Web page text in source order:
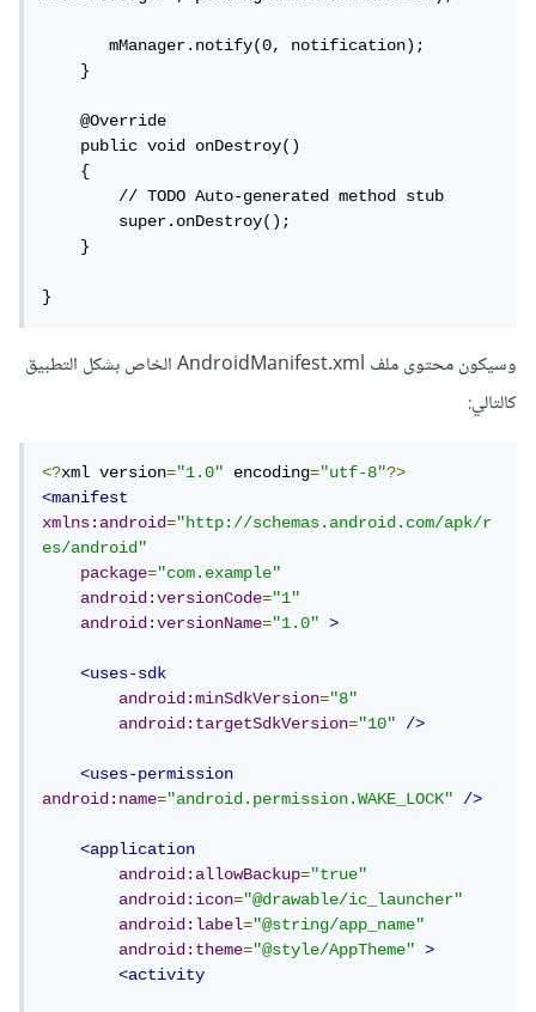
       mManager.notify(0, notification);
    }
    @Override
    public void onDestroy()
    {
        // TODO Auto-generated method stub
        super.onDestroy();
    }
}
وسيكون محتوى ملف AndroidManifest.xml الخاص بشكل التطبيق
كالتالي:
<?xml version="1.0" encoding="utf-8"?>
<manifest
xmlns:android="http://schemas.android.com/apk/r
es/android"
package="com.example"
android:versionCode="1"
android:versionName="1.0" >
<uses-sdk
android:minSdkVersion="8"
android:targetSdkVersion="10" />
<uses-permission
android:name="android.permission.WAKE_LOCK" />
<application
android:allowBackup="true"
android:icon="@drawable/ic_launcher"
android:label="@string/app_name"
android:theme="@style/AppTheme"
>
<activity